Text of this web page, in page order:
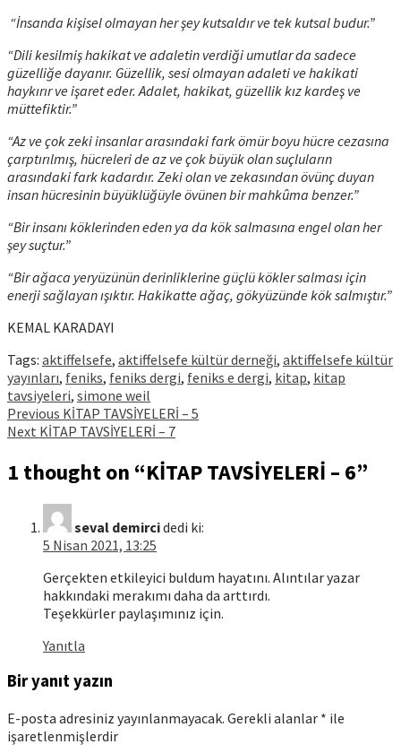
“İnsanda kişisel olmayan her şey kutsaldır ve tek kutsal budur.”
“Dili kesilmiş hakikat ve adaletin verdiği umutlar da sadece
güzelliğe dayanır. Güzellik, sesi olmayan adaleti ve hakikati
haykırır ve işaret eder. Adalet, hakikat, güzellik kız kardeş ve
müttefiktir.”
“Az ve çok zeki insanlar arasındaki fark ömür boyu hücre cezasına
çarptırılmış, hücreleri de az ve çok büyük olan suçluların
arasındaki fark kadardır. Zeki olan ve zekasından övünç duyan
insan hücresinin büyüklüğüyle övünen bir mahkûma benzer.”
“Bir insanı köklerinden eden ya da kök salmasına engel olan her
şey suçtur.”
“Bir ağaca yeryüzünün derinliklerine güçlü kökler salması için
enerji sağlayan ışıktır. Hakikatte ağaç, gökyüzünde kök salmıştır.”
KEMAL KARADAYI
Tags: aktiffelsefe, aktiffelsefe kültür derneği, aktiffelsefe kültür
yayınları, feniks, feniks dergi, feniks e dergi, kitap, kitap
tavsiyeleri, simone weil
Continue
Reading
Previous KİTAP TAVSİYELERİ – 5
Next KİTAP TAVSİYELERİ – 7
1 thought on “KİTAP TAVSİYELERİ – 6”
seval demircidedi ki:
5 Nisan 2021, 13:25
Gerçekten etkileyici buldum hayatını. Alıntılar yazar
hakkındaki merakımı daha da arttırdı.
Teşekkürler paylaşımınız için.
Yanıtla
Bir yanıt yazın
E-posta adresiniz yayınlanmayacak. Gerekli alanlar * ile
işaretlenmişlerdir